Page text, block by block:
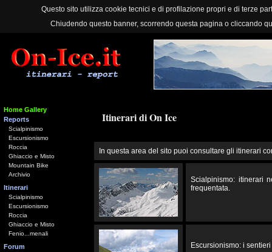
Questo sito utilizza cookie tecnici e di profilazione propri e di terze
Chiudendo questo banner, scorrendo questa pagina o cliccando
Home Gallery
Reports
Scialpinismo
Escursionismo
Roccia
Ghiaccio e Misto
Mountain Bike
Archivio
Itinerari
Scialpinismo
Escursionismo
Roccia
Ghiaccio e Misto
Fenio...menali
Forum
Itinerari di On Ice
In questa area del sito puoi consultare gli itinerari
Scialpinismo: itinerari
frequentata.
Escursionismo: i